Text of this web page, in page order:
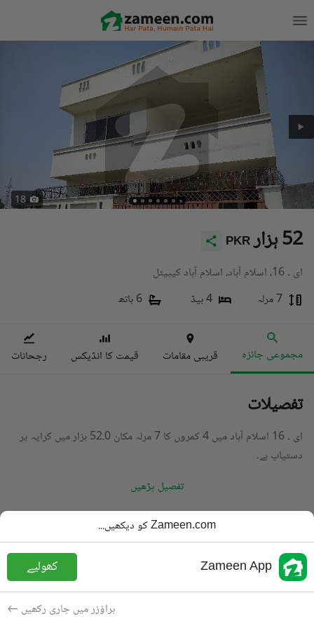
18
PKR 52 ہزار
ای ۔ 16، اسلام آباد، اسلام آباد کیپیٹل
7 مرلہ
4 بیڈ 6 باتھ
مجموعی جائزہ قریبی مقامات قیمت کا انڈیکس رجحانات
تفصیلات
ای ۔ 16 اسلام آباد میں 4 کمروں کا 7 مرلہ مکان 52.0 ہزار میں کرایہ پر
دستیاب ہے۔
تفصیل پڑھیں
مکان
قیمت
PKR
52 ہزار
باتھ
رقبہ
7 مرلہ
کرایہ پر دستیاب
Zameen.com کو دیکھیں...
Zameen App کھولیے
براؤزر میں جاری رکھیں